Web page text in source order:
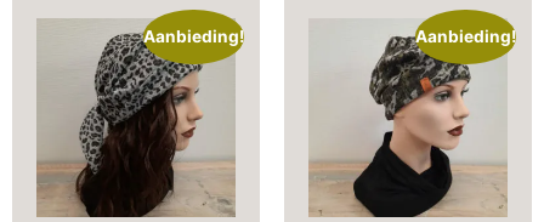
Aanbieding! Aanbieding!